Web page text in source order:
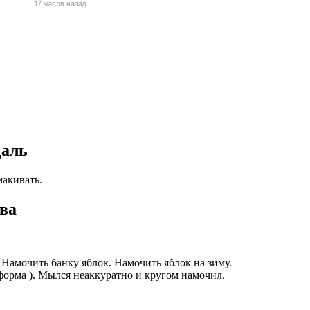
женщин и
страны),
банку яблок. Намочить яблок на зиму.
). Мылся неаккуратно и кругом намочил.